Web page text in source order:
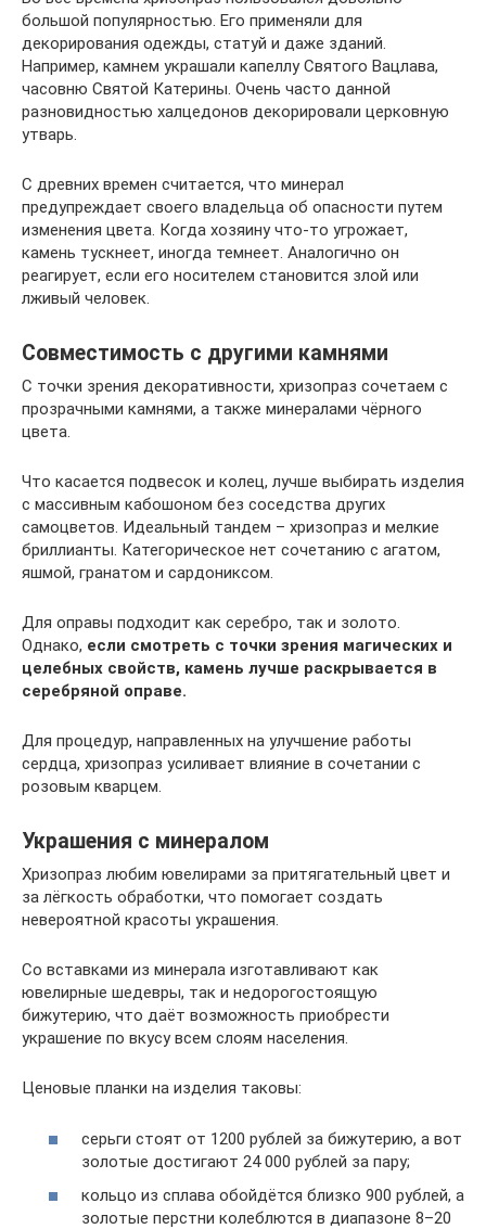
большой популярностью. Его применяли для
декорирования одежды, статуй и даже зданий.
Например, камнем украшали капеллу Святого Вацлава,
часовню Святой Катерины. Очень часто данной
разновидностью халцедонов декорировали церковную
утварь.
С древних времен считается, что минерал
предупреждает своего владельца об опасности путем
изменения цвета. Когда хозяину что-то угрожает,
камень тускнеет, иногда темнеет. Аналогично он
реагирует, если его носителем становится злой или
лживый человек.
Совместимость с другими камнями
С точки зрения декоративности, хризопраз сочетаем с
прозрачными камнями, а также минералами чёрного
цвета.
Что касается подвесок и колец, лучше выбирать изделия
с массивным кабошоном без соседства других
самоцветов. Идеальный тандем – хризопраз и мелкие
бриллианты. Категорическое нет сочетанию с агатом,
яшмой, гранатом и сардониксом.
Для оправы подходит как серебро, так и золото.
Однако, если смотреть с точки зрения магических и
целебных свойств, камень лучше раскрывается в
серебряной оправе.
Для процедур, направленных на улучшение работы
сердца, хризопраз усиливает влияние в сочетании с
розовым кварцем.
Украшения с минералом
Хризопраз любим ювелирами за притягательный цвет и
за лёгкость обработки, что помогает создать
невероятной красоты украшения.
Со вставками из минерала изготавливают как
ювелирные шедевры, так и недорогостоящую
бижутерию, что даёт возможность приобрести
украшение по вкусу всем слоям населения.
Ценовые планки на изделия таковы:
серьги стоят от 1200 рублей за бижутерию, а вот
золотые достигают 24 000 рублей за пару;
кольцо из сплава обойдётся близко 900 рублей, а
золотые перстни колеблются в диапазоне 8–20